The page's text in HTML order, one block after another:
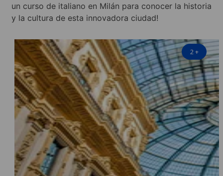
un curso de italiano en Milán para conocer la historia
y la cultura de esta innovadora ciudad!
2+